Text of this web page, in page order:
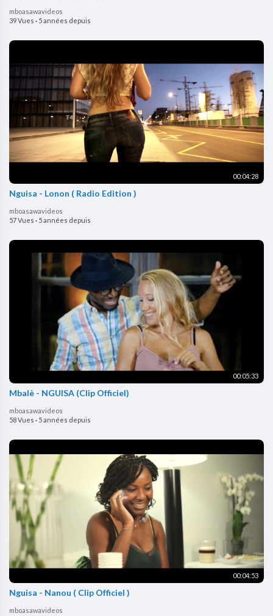
mboasawavideos
39 Vues · 5 années depuis
00:04:28
Nguisa - Lonon ( Radio Edition )
mboasawavideos
57 Vues · 5 années depuis
00:05:33
Mbalè - NGUISA (Clip Officiel)
mboasawavideos
58 Vues · 5 années depuis
00:04:53
Nguisa - Nanou ( Clip Officiel )
mboasawavideos